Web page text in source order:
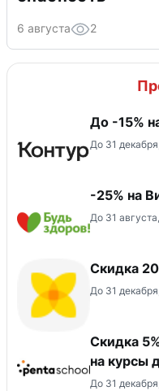
6 августа 2
До -15%
До 31
-25% на
До 31
​Скидка
До 31
Скидка
на курсы
До 31